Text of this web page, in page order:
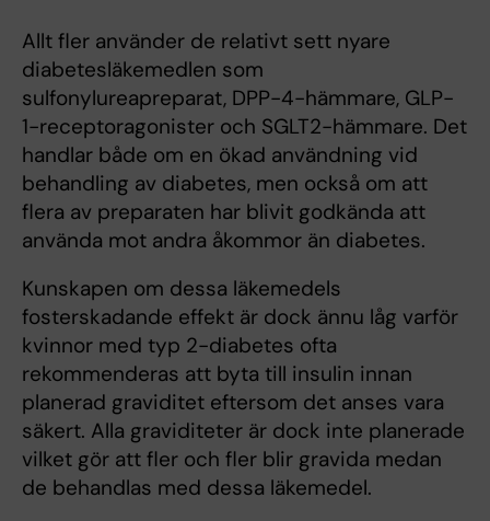
Allt fler använder de relativt sett nyare
diabetesläkemedlen som
sulfonylureapreparat, DPP-4-hämmare, GLP-
1-receptoragonister och SGLT2-hämmare. Det
handlar både om en ökad användning vid
behandling av diabetes, men också om att
flera av preparaten har blivit godkända att
använda mot andra åkommor än diabetes.
Kunskapen om dessa läkemedels
fosterskadande effekt är dock ännu låg varför
kvinnor med typ 2-diabetes ofta
rekommenderas att byta till insulin innan
planerad graviditet eftersom det anses vara
säkert. Alla graviditeter är dock inte planerade
vilket gör att fler och fler blir gravida medan
de behandlas med dessa läkemedel.